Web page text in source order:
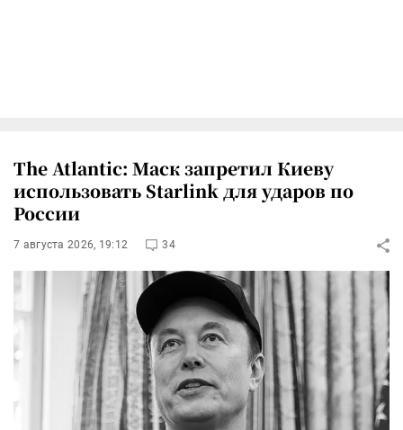
The Atlantic: Маск запретил Киеву
использовать Starlink для ударов по
России
7 августа 2026, 19:12 34